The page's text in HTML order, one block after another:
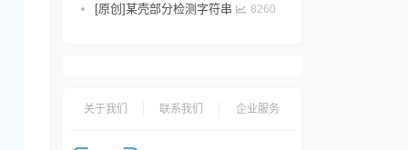
[原创]某壳部分检测字符串 8260
关于我们 联系我们 企业服务